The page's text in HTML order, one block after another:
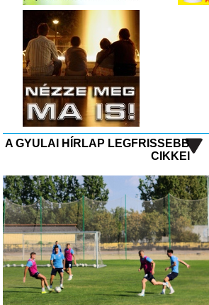
A GYULAI HÍRLAP LEGFRISSEBB
CIKKEI